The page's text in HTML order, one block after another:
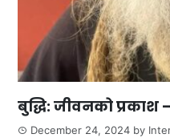
बुद्धि: जीवनको प्रकाश
December 24, 2024 by